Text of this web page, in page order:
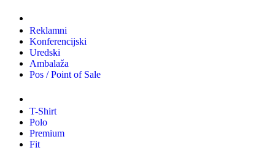
Reklamni
Konferencijski
Uredski
Ambalaža
Pos / Point of Sale
T-Shirt
Polo
Premium
Fit